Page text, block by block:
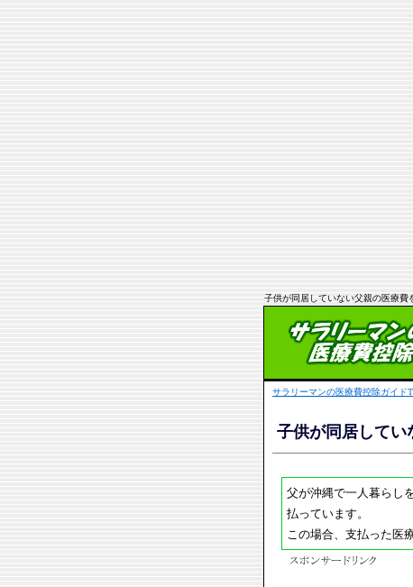
子供が同居していない父親の医療費
サラリーマンの医療費控除ガイド
子供が同居してい
父が沖縄で一人暮らし
払っています。
この場合、支払った医